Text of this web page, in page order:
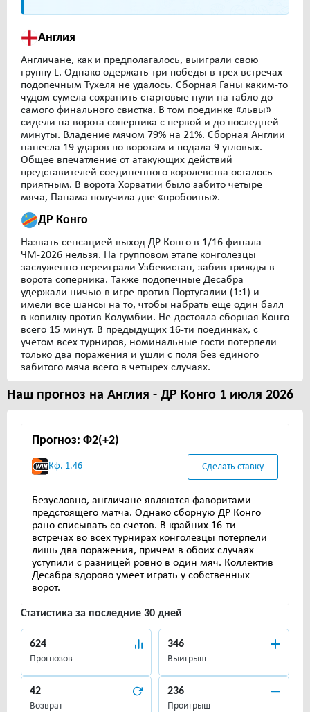
Англия
Англичане, как и предполагалось, выиграли свою
группу L. Однако одержать три победы в трех встречах
подопечным Тухеля не удалось. Сборная Ганы каким-то
чудом сумела сохранить стартовые нули на табло до
самого финального свистка. В том поединке «львы»
сидели на ворота соперника с первой и до последней
минуты. Владение мячом 79% на 21%. Сборная Англии
нанесла 19 ударов по воротам и подала 9 угловых.
Общее впечатление от атакующих действий
представителей соединенного королевства осталось
приятным. В ворота Хорватии было забито четыре
мяча, Панама получила две «пробоины».
ДР Конго
Назвать сенсацией выход ДР Конго в 1/16 финала
ЧМ-2026 нельзя. На групповом этапе конголезцы
заслуженно переиграли Узбекистан, забив трижды в
ворота соперника. Также подопечные Десабра
удержали ничью в игре против Португалии (1:1) и
имели все шансы на то, чтобы набрать еще один балл
в копилку против Колумбии. Не достояла сборная Конго
всего 15 минут. В предыдущих 16-ти поединках, с
учетом всех турниров, номинальные гости потерпели
только два поражения и ушли с поля без единого
забитого мяча всего в четырех случаях.
Наш прогноз на Англия - ДР Конго 1 июля 2026
Прогноз: Ф2(+2)
Кф. 1.46 Сделать ставку
Безусловно, англичане являются фаворитами
предстоящего матча. Однако сборную ДР Конго
рано списывать со счетов. В крайних 16-ти
встречах во всех турнирах конголезцы потерпели
лишь два поражения, причем в обоих случаях
уступили с разницей ровно в один мяч. Коллектив
Десабра здорово умеет играть у собственных
ворот.
Статистика за последние 30 дней
624
Прогнозов
346
Выигрыш
42
Возврат
236
Проигрыш